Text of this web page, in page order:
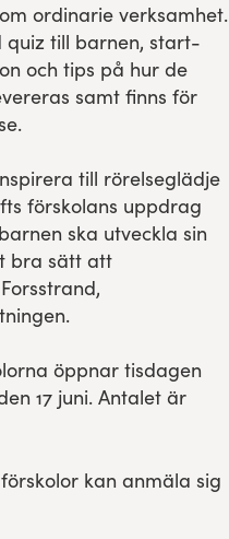
ordinarie verksamhet.
till barnen, start-
och tips på hur de
samt finns för
till rörelseglädje
förskolans uppdrag
ska utveckla sin
bra sätt att
öppnar tisdagen
17 juni. Antalet är
kan anmäla sig